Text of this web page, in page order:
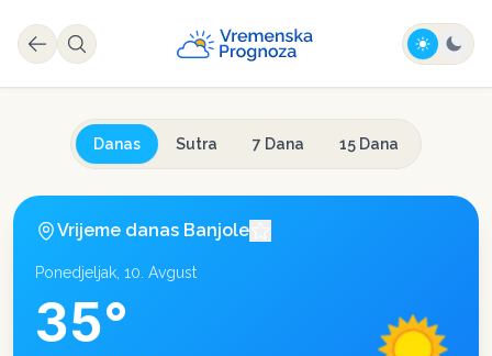
Danas Sutra 7 Dana 15 Dana
Vrijeme danas Banjole
Ponedjeljak, 10. Avgust
35°